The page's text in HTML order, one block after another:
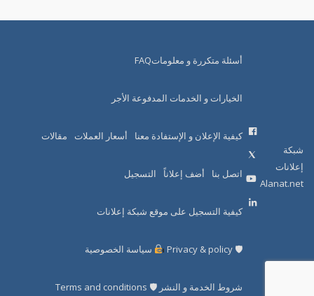
شبكة
إعلانات
Alanat.net
أسئلة متكررة و معلوماتFAQ
الخيارات و الخدمات المدفوعة الأجر
كيفية الإعلان و الإستفادة معنا أسعار العملات مقالات
اتصل بنا أضف إعلاناً التسجيل
كيفية التسجيل على موقع شبكة إعلانات
🛡 Privacy & policy سياسة الخصوصية
شروط الخدمة و النشر 🛡 Terms and conditions